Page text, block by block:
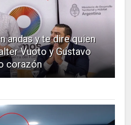
andas y te dire quien
Vuoto y Gustavo
corazón